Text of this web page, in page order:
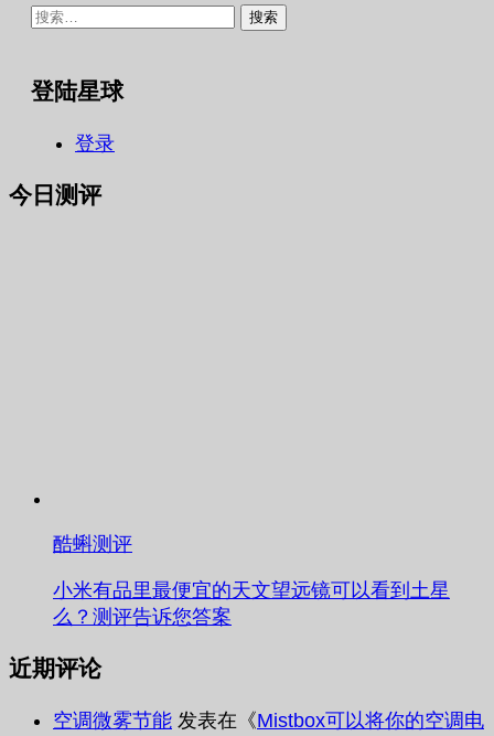
搜
登陆星球
登录
今日测评
酷蝌测评
小米有品里最便宜的天文望远镜可以看到土星
么？测评告诉您答案
近期评论
空调微雾节能 发表在《Mistbox可以将你的空调电